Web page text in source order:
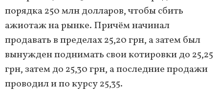
порядка 250 млн долларов, чтобы сбить
ажиотаж на рынке. Причём начинал
продавать в пределах 25,20 грн, а затем был
вынужден поднимать свои котировки до 25,25
грн, затем до 25,30 грн, а последние продажи
проводил и по курсу 25,35.